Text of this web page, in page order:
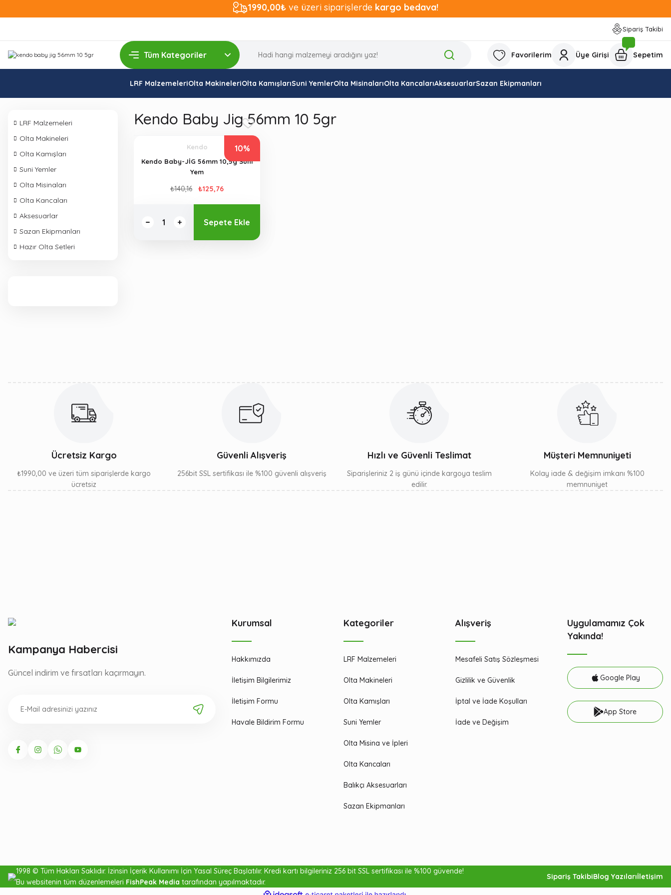
1990,00₺ ve üzeri siparişlerde kargo bedava!
Sipariş Takibi
Favorilerim Üye Girişi Sepetim
LRF MalzemeleriOlta MakineleriOlta KamışlarıSuni YemlerOlta MisinalarıOlta KancalarıAksesuarlarSazan Ekipmanları
LRF Malzemeleri
Olta Makineleri
Olta Kamışları
Suni Yemler
Olta Misinaları
Olta Kancaları
Aksesuarlar
Sazan Ekipmanları
Hazır Olta Setleri
Kendo Baby Jig 56mm 10 5gr
10%
Kendo
Kendo Baby-JİG 56mm 10,5g Suni
Yem
₺140,16 ₺125,76
Sepete Ekle
Ücretsiz Kargo
₺1990,00 ve üzeri tüm siparişlerde kargo
ücretsiz
Güvenli Alışveriş
256bit SSL sertifikası ile %100 güvenli alışveriş
Hızlı ve Güvenli Teslimat
Siparişleriniz 2 iş günü içinde kargoya teslim
edilir.
Müşteri Memnuniyeti
Kolay iade & değişim imkanı %100
memnuniyet
Kampanya Habercisi
Güncel indirim ve fırsatları kaçırmayın.
Kurumsal
Hakkımızda
İletişim Bilgilerimiz
İletişim Formu
Havale Bildirim Formu
Kategoriler
LRF Malzemeleri
Olta Makineleri
Olta Kamışları
Suni Yemler
Olta Misina ve İpleri
Olta Kancaları
Balıkçı Aksesuarları
Sazan Ekipmanları
Alışveriş
Mesafeli Satış Sözleşmesi
Gizlilik ve Güvenlik
İptal ve İade Koşulları
İade ve Değişim
Uygulamamız Çok
Yakında!
Google Play
App Store
1998 © Tüm Hakları Saklıdır. İzinsin İçerik Kullanımı İçin Yasal Süreç Başlatılır. Kredi kartı bilgileriniz 256 bit SSL sertifikası ile %100 güvende!
Bu websitenin tüm düzenlemeleri FishPeak Media tarafından yapılmaktadır.
Sipariş TakibiBlog Yazılarıİletişim